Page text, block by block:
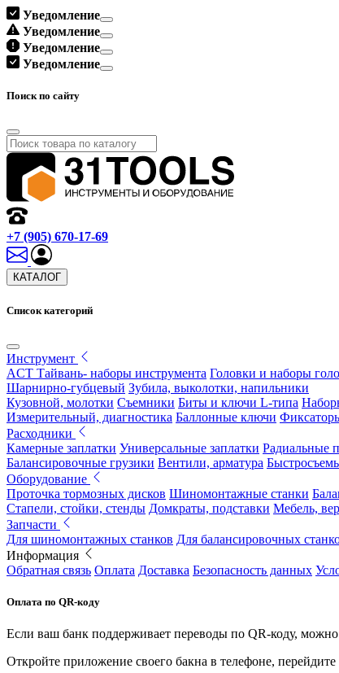
Уведомление
Уведомление
Уведомление
Уведомление
Поиск по сайту
+7 (905) 670-17-69
КАТАЛОГ
Список категорий
Инструмент
ACT Тайвань- наборы инструмента Головки и наборы
Шарнирно-губцевый Зубила, выколотки, напильники
Кузовной, молотки Съемники Биты и ключи L-типа
Измерительный, диагностика Баллонные ключи
Расходники
Камерные заплатки Универсальные заплатки Радиальные
Балансировочные грузики Вентили, арматура
Оборудование
Проточка тормозных дисков Шиномонтажные станки
Стапели, стойки, стенды Домкраты, подставки Мебель,
Запчасти
Для шиномонтажных станков Для балансировочных
Информация
Обратная связь Оплата Доставка Безопасность данных
Оплата по QR-коду
Если ваш банк поддерживает переводы по QR-коду,
Откройте приложение своего бакна в телефоне,